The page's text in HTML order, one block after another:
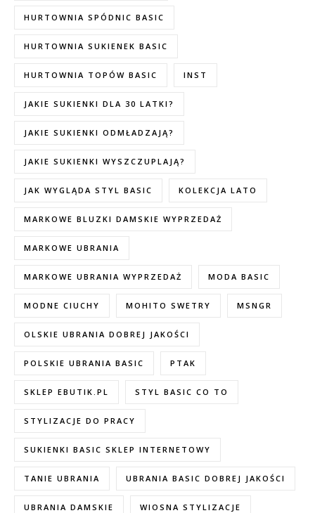
HURTOWNIA SPÓDNIC BASIC
HURTOWNIA SUKIENEK BASIC
HURTOWNIA TOPÓW BASIC INST
JAKIE SUKIENKI DLA 30 LATKI?
JAKIE SUKIENKI ODMŁADZAJĄ?
JAKIE SUKIENKI WYSZCZUPLAJĄ?
JAK WYGLĄDA STYL BASIC KOLEKCJA LATO
MARKOWE BLUZKI DAMSKIE WYPRZEDAŻ
MARKOWE UBRANIA
MARKOWE UBRANIA WYPRZEDAŻ MODA BASIC
MODNE CIUCHY MOHITO SWETRY MSNGR
OLSKIE UBRANIA DOBREJ JAKOŚCI
POLSKIE UBRANIA BASIC PTAK
SKLEP EBUTIK.PL STYL BASIC CO TO
STYLIZACJE DO PRACY
SUKIENKI BASIC SKLEP INTERNETOWY
TANIE UBRANIA UBRANIA BASIC DOBREJ JAKOŚCI
UBRANIA DAMSKIE WIOSNA STYLIZACJE